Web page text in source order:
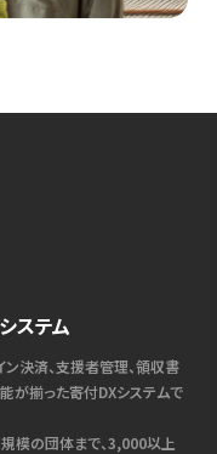
ステム
ン決済、支援者管理、領収書
が揃った寄付DXシステムで
模の団体まで、3,000以上